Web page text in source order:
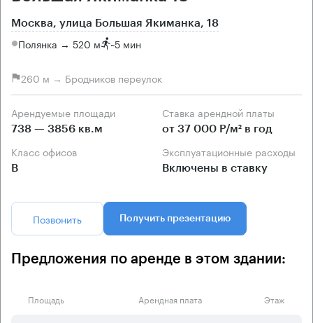
Москва, улица Большая Якиманка, 18
Полянка → 520 м ~5 мин
260 м → Бродников переулок
Арендуемые площади
738 — 3856 кв.м
Ставка арендной платы
от 37 000 Р/м² в год
Класс офисов
B
Эксплуатационные расходы
Включены в ставку
Позвонить Получить презентацию
Предложения по аренде в этом здании:
Площадь Арендная плата Этаж